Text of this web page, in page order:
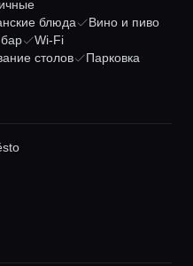
блюда
Вино и пиво
Wi-Fi
столов Парковка